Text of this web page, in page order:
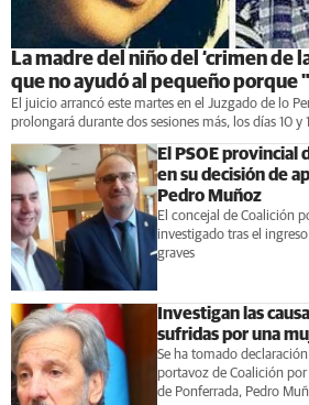
La madre del niño del ‘crimen de
que no ayudó al pequeño porque
El juicio arrancó este martes en el Juzgado de lo
prolongará durante dos sesiones más, los días 10 y
El PSOE provincial
en su decisión de
Pedro Muñoz
El concejal de Coalición
investigado tras el
graves
Investigan las
sufridas por una
Se ha tomado
portavoz de Coalición
de Ponferrada, Pedro